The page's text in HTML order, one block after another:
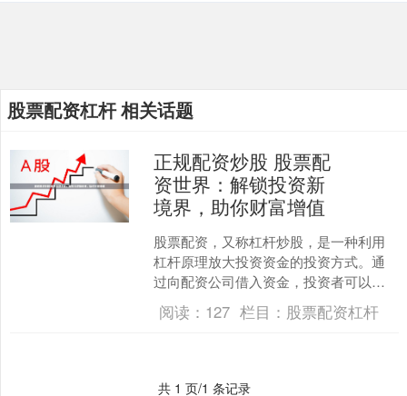
股票配资杠杆 相关话题
正规配资炒股 股票配
资世界：解锁投资新
境界，助你财富增值
股票配资，又称杠杆炒股，是一种利用
杠杆原理放大投资资金的投资方式。通
过向配资公司借入资金，投资者可以扩
大自己的投资规模，从而获得更高的潜
在收益。 配资交易的优势....
阅读： 127 栏目： 股票配资杠杆
共 1 页/1 条记录